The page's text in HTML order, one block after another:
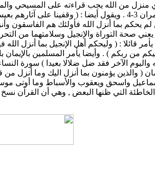
من الله يجب قراءته على المسيحي
والإنجيل من قبل هدى للناس ) سورة آل عمران 3-4 .
يعني صحة التوراة والإنجيل وسلامتهما
من ربكم ) . وأيضا يأمر المسلمين
الآخر فقد ضل ضلالا بعيدا ) سورة النساء 136
واسماعيل واسحق ويعقوب والأسباط وما أوتى
التي ظنها البعض , وهي أن القرآن نسخ